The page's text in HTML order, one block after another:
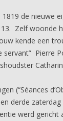
de nieuwe
Zelf woonde
kende een
servant” Pierre
(“Séances
derde
werd gericht